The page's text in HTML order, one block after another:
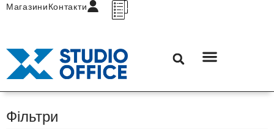
МагазиниКонтакти
Фільтри